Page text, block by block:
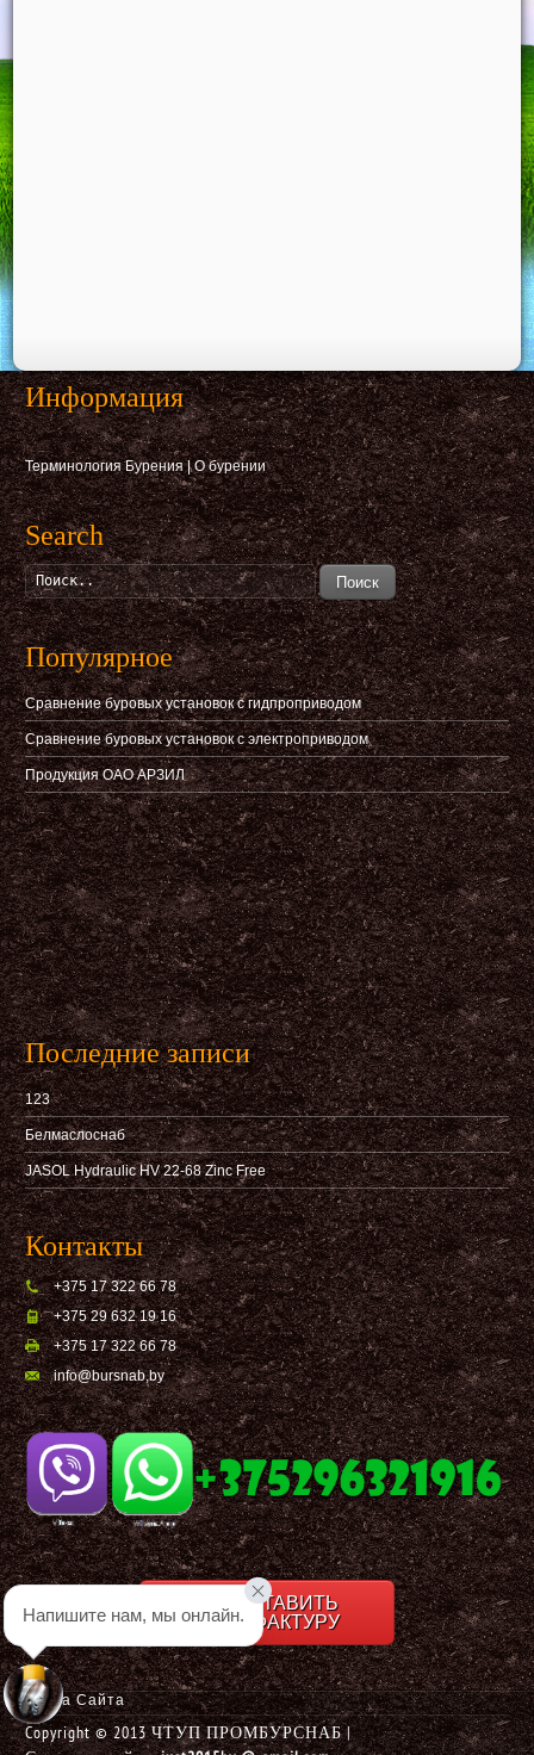
Информация
Терминология Бурения|О бурении
Search
Поиск
Популярное
Сравнение буровых установок с гидпроприводом
Сравнение буровых установок с электроприводом
Продукция ОАО АРЗИЛ
Последние записи
123
Белмаслоснаб
JASOL Hydraulic HV 22-68 Zinc Free
Контакты
+375 17 322 66 78
+375 29 632 19 16
+375 17 322 66 78
info@bursnab,by
ВЫСТАВИТЬ
СЧЕТ-ФАКТУРУ
Карта Сайта
Copyright © 2013 ЧТУП ПРОМБУРСНАБ |
Напишите нам, мы онлайн.